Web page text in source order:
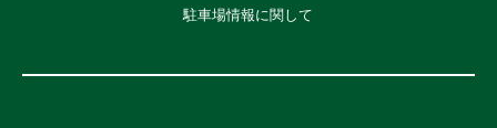
駐車場情報に関して